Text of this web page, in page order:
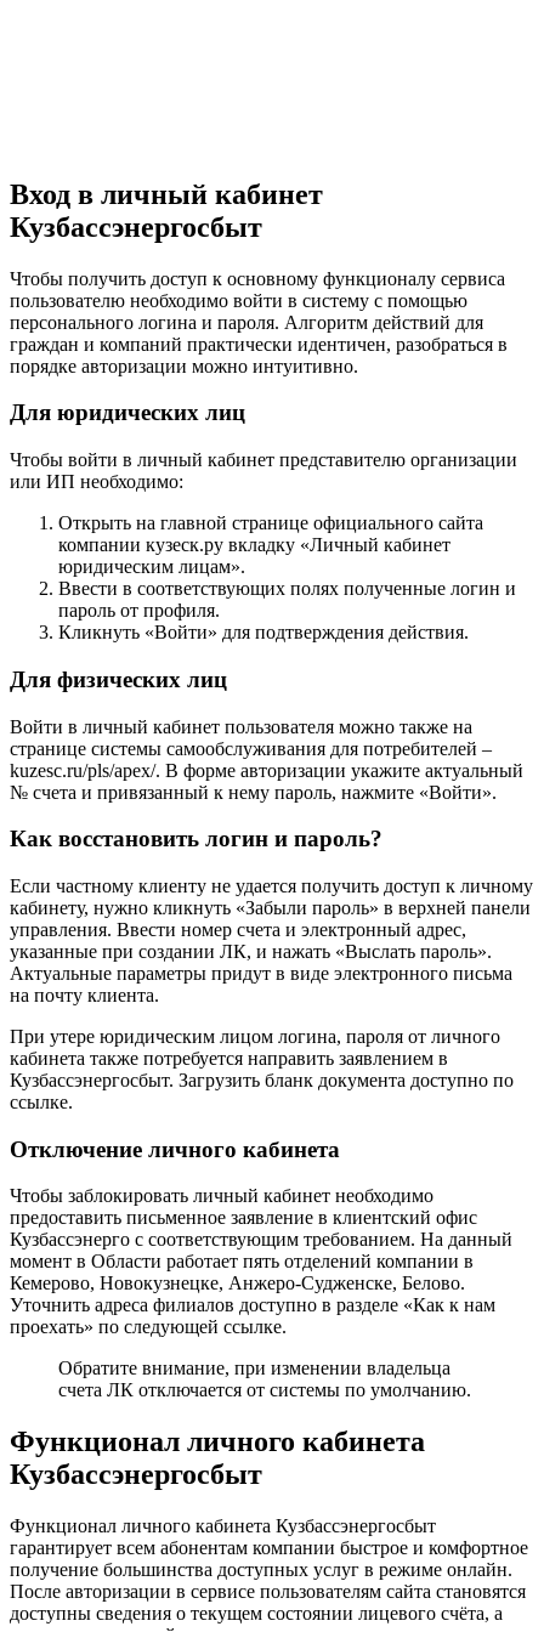
Вход в личный кабинет
Кузбассэнергосбыт
Чтобы получить доступ к основному функционалу сервиса
пользователю необходимо войти в систему с помощью
персонального логина и пароля. Алгоритм действий для
граждан и компаний практически идентичен, разобраться в
порядке авторизации можно интуитивно.
Для юридических лиц
Чтобы войти в личный кабинет представителю организации
или ИП необходимо:
Открыть на главной странице официального сайта
компании кузеск.ру вкладку «Личный кабинет
юридическим лицам».
Ввести в соответствующих полях полученные логин и
пароль от профиля.
Кликнуть «Войти» для подтверждения действия.
Для физических лиц
Войти в личный кабинет пользователя можно также на
странице системы самообслуживания для потребителей –
kuzesc.ru/pls/apex/. В форме авторизации укажите актуальный
№ счета и привязанный к нему пароль, нажмите «Войти».
Как восстановить логин и пароль?
Если частному клиенту не удается получить доступ к личному
кабинету, нужно кликнуть «Забыли пароль» в верхней панели
управления. Ввести номер счета и электронный адрес,
указанные при создании ЛК, и нажать «Выслать пароль».
Актуальные параметры придут в виде электронного письма
на почту клиента.
При утере юридическим лицом логина, пароля от личного
кабинета также потребуется направить заявлением в
Кузбассэнергосбыт. Загрузить бланк документа доступно по
ссылке.
Отключение личного кабинета
Чтобы заблокировать личный кабинет необходимо
предоставить письменное заявление в клиентский офис
Кузбассэнерго с соответствующим требованием. На данный
момент в Области работает пять отделений компании в
Кемерово, Новокузнецке, Анжеро-Судженске, Белово.
Уточнить адреса филиалов доступно в разделе «Как к нам
проехать» по следующей ссылке.
Обратите внимание, при изменении владельца
счета ЛК отключается от системы по умолчанию.
Функционал личного кабинета
Кузбассэнергосбыт
Функционал личного кабинета Кузбассэнергосбыт
гарантирует всем абонентам компании быстрое и комфортное
получение большинства доступных услуг в режиме онлайн.
После авторизации в сервисе пользователям сайта становятся
доступны сведения о текущем состоянии лицевого счёта, а